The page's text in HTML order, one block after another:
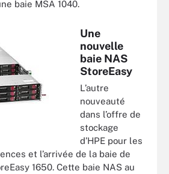
baie MSA 1040.
Une
nouvelle
baie NAS
StoreEasy
L’autre
nouveauté
dans l’offre de
stockage
d’HPE pour les
et l’arrivée de la baie de
1650. Cette baie NAS au